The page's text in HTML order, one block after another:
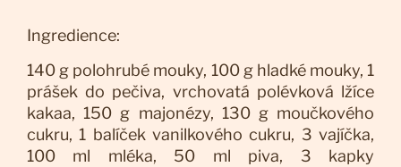
Ingredience:
140 g polohrubé mouky, 100 g hladké mouky, 1
prášek do pečiva, vrchovatá polévková lžíce
kakaa, 150 g majonézy, 130 g moučkového
cukru, 1 balíček vanilkového cukru, 3 vajíčka,
100 ml mléka, 50 ml piva, 3 kapky